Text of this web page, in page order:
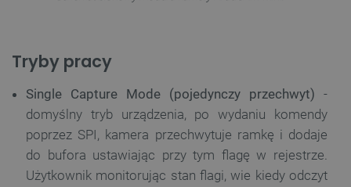
Tryby pracy
Single Capture Mode (pojedynczy przechwyt) -
domyślny tryb urządzenia, po wydaniu komendy
poprzez SPI, kamera przechwytuje ramkę i dodaje
do bufora ustawiając przy tym flagę w rejestrze.
Użytkownik monitorując stan flagi, wie kiedy odczyt